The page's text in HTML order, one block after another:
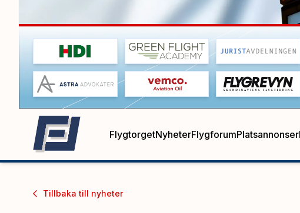
FlygtorgetNyheterFlygforumPlatsannonser
Tillbaka till nyheter